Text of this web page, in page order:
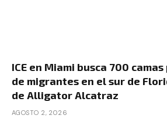
ICE en Miami busca 700
de migrantes en el sur de
de Alligator Alcatraz
AGOSTO 2, 2026